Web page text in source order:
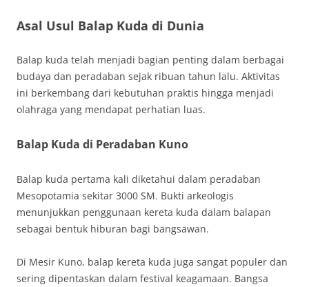
Asal Usul Balap Kuda di Dunia
Balap kuda telah menjadi bagian penting dalam berbagai
budaya dan peradaban sejak ribuan tahun lalu. Aktivitas
ini berkembang dari kebutuhan praktis hingga menjadi
olahraga yang mendapat perhatian luas.
Balap Kuda di Peradaban Kuno
Balap kuda pertama kali diketahui dalam peradaban
Mesopotamia sekitar 3000 SM. Bukti arkeologis
menunjukkan penggunaan kereta kuda dalam balapan
sebagai bentuk hiburan bagi bangsawan.
Di Mesir Kuno, balap kereta kuda juga sangat populer dan
sering dipentaskan dalam festival keagamaan. Bangsa